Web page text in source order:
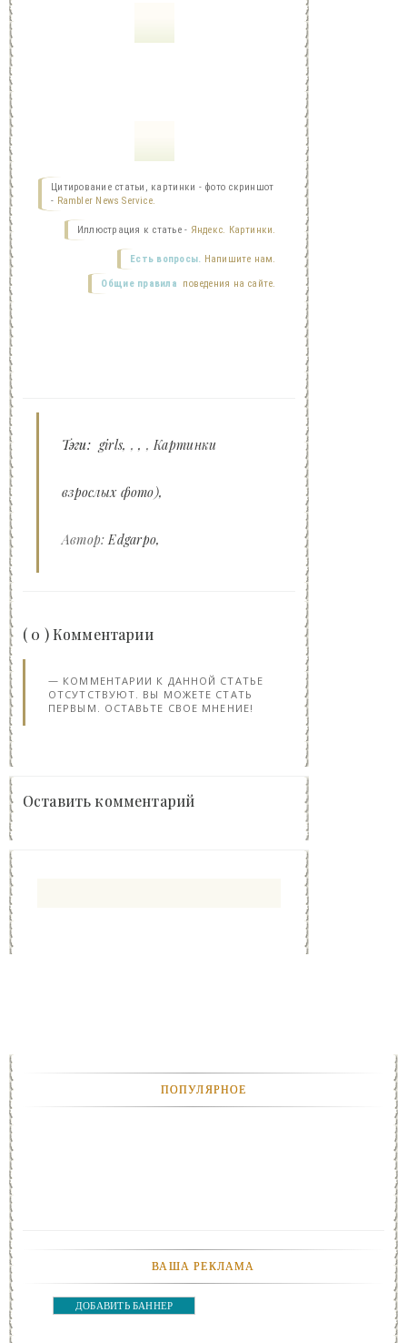
Цитирование статьи, картинки - фото скриншот
- Rambler News Service.
Иллюстрация к статье - Яндекс. Картинки.
Есть вопросы. Напишите нам.
Общие правила поведения на сайте.
Тэги: girls , ,Картинки
взрослых фото)
Автор:Edgarpo
( 0 ) Комментарии
КОММЕНТАРИИ К ДАННОЙ СТАТЬЕ
ОТСУТСТВУЮТ. ВЫ МОЖЕТЕ СТАТЬ
ПЕРВЫМ. ОСТАВЬТЕ СВОЕ МНЕНИЕ!
Оставить комментарий
ПОПУЛЯРНОЕ
ВАША РЕКЛАМА
ДОБАВИТЬ БАННЕР